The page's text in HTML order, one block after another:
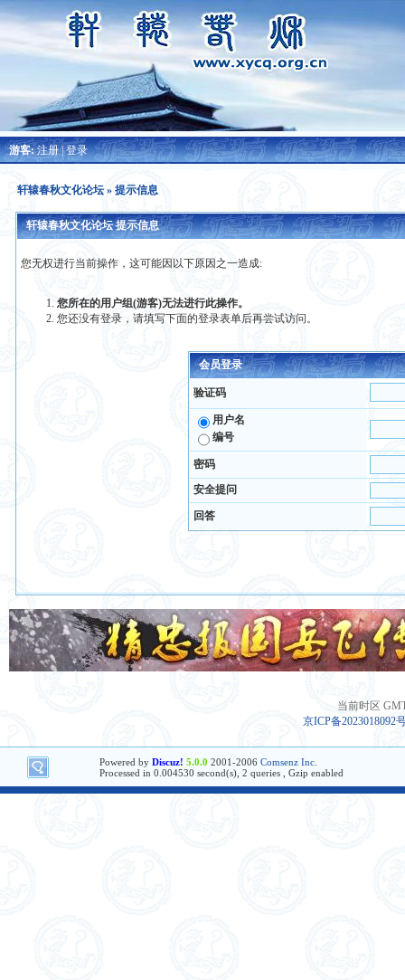
游客:注册|登录
轩辕春秋文化论坛» 提示信息
轩辕春秋文化论坛 提示信息
您无权进行当前操作，这可能因以下原因之一造成:
您所在的用户组(游客)无法进行此操作。
您还没有登录，请填写下面的登录表单后再尝试访问。
会员登录
验证码
用户名
编号
密码
安全提问
回答
当前时区
京ICP备2023018092
Powered by Discuz! 5.0.0 2001-2006 Comsenz Inc.
Processed in 0.004530 second(s), 2 queries , Gzip enabled